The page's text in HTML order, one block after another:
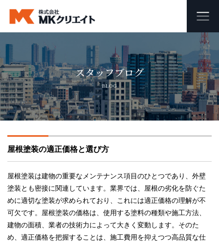
ホーム
MKクリエイトのワンストップ自社施工
ビル・マンション・商業施設の大規模修繕工事
外壁塗装・防水工事
オフィス・店舗の内装リフォーム・リノベーション
足場組み立て・解体工事
会社概要
採用情報
スタッフブログ
BLOG
屋根塗装の適正価格と選び方
屋根塗装は建物の重要なメンテナンス項目のひとつであり、外壁
塗装とも密接に関連しています。業界では、屋根の劣化を防ぐた
めに適切な塗装が求められており、これには適正価格の理解が不
可欠です。屋根塗装の価格は、使用する塗料の種類や施工方法、
建物の面積、業者の技術力によって大きく変動します。そのた
め、適正価格を把握することは、施工費用を抑えつつ高品質な仕